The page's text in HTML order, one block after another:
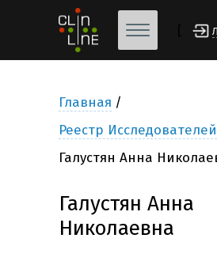
Главная
Реестр Исследователей
Галустян Анна
Галустян Анна
Николаевна